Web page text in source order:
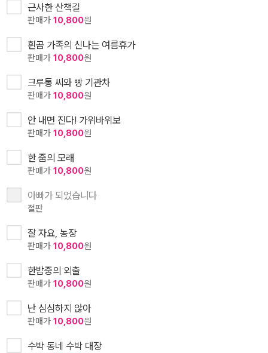
근사한 산책길
판매가 10,800원
흰곰 가족의 신나는 여름휴가
판매가 10,800원
크루통 씨와 빵 기관차
판매가 10,800원
안 내면 진다! 가위바위보
판매가 10,800원
한 줌의 모래
판매가 10,800원
아빠가 되었습니다
절판
잘 자요, 농장
판매가 10,800원
한밤중의 외출
판매가 10,800원
난 심심하지 않아
판매가 10,800원
수박 동네 수박 대장